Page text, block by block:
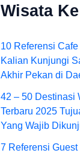
Wisata
10 Referensi
Kalian Kunjungi
Akhir Pekan di
42 – 50 Destinasi
Terbaru 2025
Yang Wajib
7 Referensi